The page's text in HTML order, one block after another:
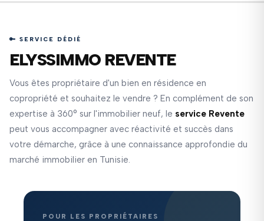
🔑 SERVICE DÉDIÉ
ELYSSIMMO REVENTE
Vous êtes propriétaire d'un bien en résidence en
copropriété et souhaitez le vendre ? En complément de son
expertise à 360° sur l'immobilier neuf, le service Revente
peut vous accompagner avec réactivité et succès dans
votre démarche, grâce à une connaissance approfondie du
marché immobilier en Tunisie.
POUR LES PROPRIÉTAIRES